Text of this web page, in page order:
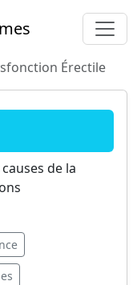
Érectile
de la